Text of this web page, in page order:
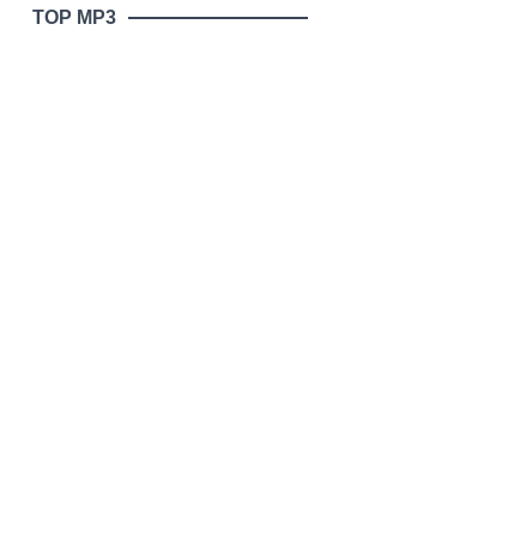
TOP MP3